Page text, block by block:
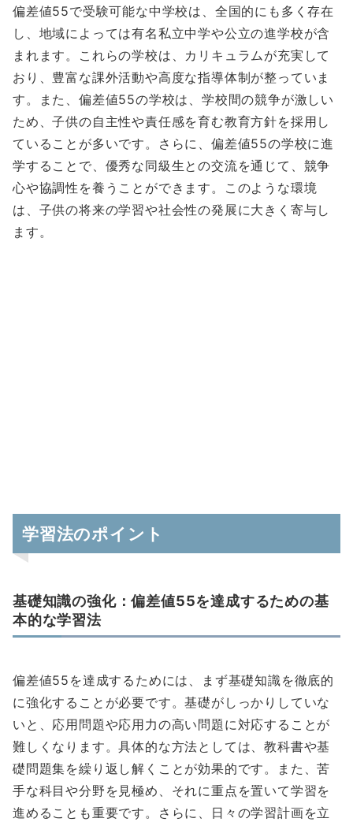
偏差値55で受験可能な中学校は、全国的にも多く存在
し、地域によっては有名私立中学や公立の進学校が含
まれます。これらの学校は、カリキュラムが充実して
おり、豊富な課外活動や高度な指導体制が整っていま
す。また、偏差値55の学校は、学校間の競争が激しい
ため、子供の自主性や責任感を育む教育方針を採用し
ていることが多いです。さらに、偏差値55の学校に進
学することで、優秀な同級生との交流を通じて、競争
心や協調性を養うことができます。このような環境
は、子供の将来の学習や社会性の発展に大きく寄与し
ます。
学習法のポイント
基礎知識の強化：偏差値55を達成するための基
本的な学習法
偏差値55を達成するためには、まず基礎知識を徹底的
に強化することが必要です。基礎がしっかりしていな
いと、応用問題や応用力の高い問題に対応することが
難しくなります。具体的な方法としては、教科書や基
礎問題集を繰り返し解くことが効果的です。また、苦
手な科目や分野を見極め、それに重点を置いて学習を
進めることも重要です。さらに、日々の学習計画を立